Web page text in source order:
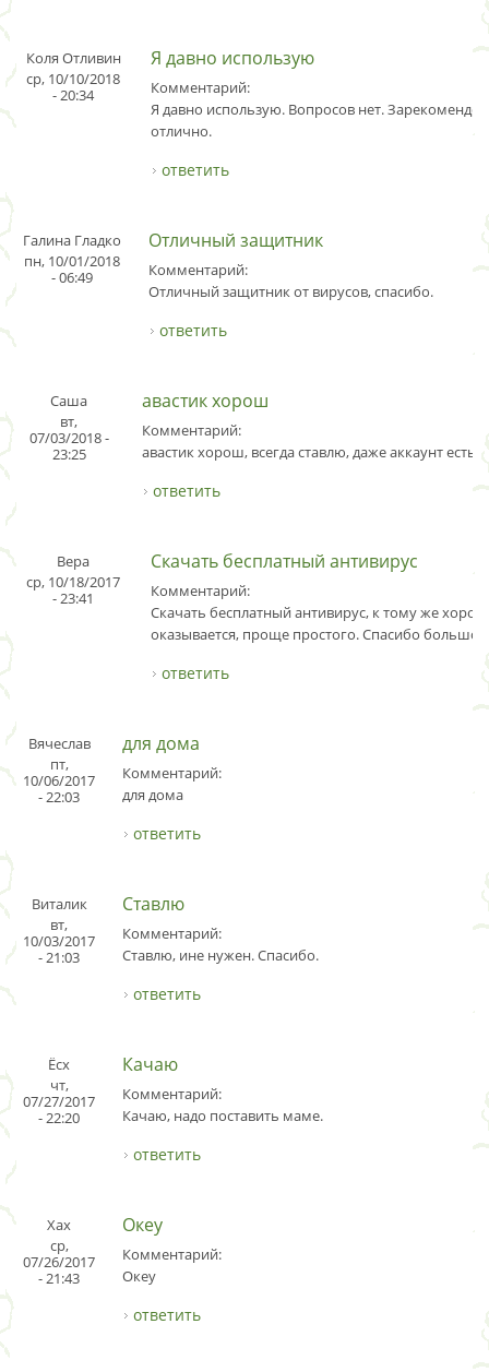
Коля Отливин
ср, 10/10/2018
- 20:34
Я давно использую
Комментарий:
Я давно использую. Вопросов нет.
отлично.
ответить
Галина Гладко
пн, 10/01/2018
- 06:49
Отличный защитник
Комментарий:
Отличный защитник от вирусов, спасибо.
ответить
Саша
вт,
07/03/2018 -
23:25
авастик хорош
Комментарий:
авастик хорош, всегда ставлю, даже аккаунт есть
ответить
Вера
ср, 10/18/2017
- 23:41
Скачать бесплатный антивирус
Комментарий:
Скачать бесплатный антивирус, к тому же
оказывается, проще простого. Спасибо большое.
ответить
Вячеслав
пт,
10/06/2017
- 22:03
для дома
Комментарий:
для дома
ответить
Виталик
вт,
10/03/2017
- 21:03
Ставлю
Комментарий:
Ставлю, ине нужен. Спасибо.
ответить
Ёсх
чт,
07/27/2017
- 22:20
Качаю
Комментарий:
Качаю, надо поставить маме.
ответить
Хах
ср,
07/26/2017
- 21:43
Океу
Комментарий:
Океу
ответить